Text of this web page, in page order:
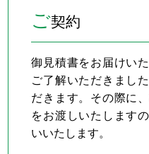
ご契約
御見積書をお届けい
ご了解いただきまし
だきます。その際に
をお渡しいたします
いいたします。